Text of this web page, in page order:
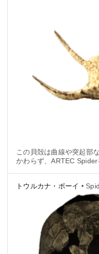
この貝殻は曲線や突起部
かわらず、ARTEC
トウルカナ・ボーイ •